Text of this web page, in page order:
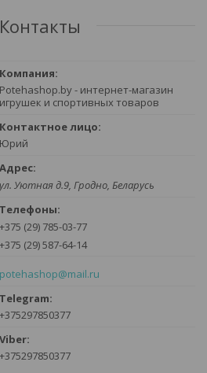
Контакты
Potehashop.by - интернет-магазин
игрушек и спортивных товаров
Юрий
ул. Уютная д.9, Гродно, Беларусь
+375 (29) 785-03-77
+375 (29) 587-64-14
potehashop@mail.ru
+375297850377
+375297850377